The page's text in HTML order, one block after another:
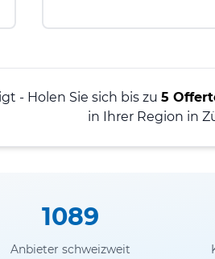
- Holen Sie sich bis zu 5
in Ihrer Region in
1089
Anbieter schweizweit